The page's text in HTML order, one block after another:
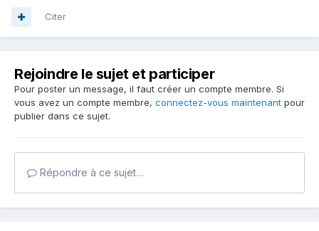
Citer
Rejoindre le sujet et participer
Pour poster un message, il faut créer un compte membre. Si
vous avez un compte membre, connectez-vous maintenant pour
publier dans ce sujet.
Répondre à ce sujet…